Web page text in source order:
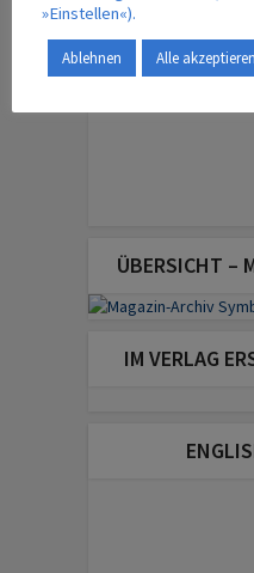
ÜBERSICHT –
IM VERLAG
»Einstellen«).
Ablehnen Alle akzeptieren